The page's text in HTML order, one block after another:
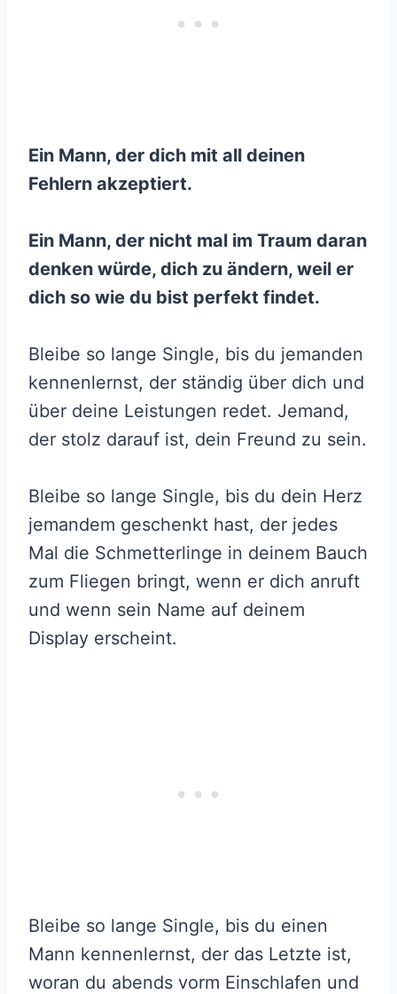
Ein Mann, der dich mit all deinen
Fehlern akzeptiert.
Ein Mann, der nicht mal im Traum daran
denken würde, dich zu ändern, weil er
dich so wie du bist perfekt findet.
Bleibe so lange Single, bis du jemanden
kennenlernst, der ständig über dich und
über deine Leistungen redet. Jemand,
der stolz darauf ist, dein Freund zu sein.
Bleibe so lange Single, bis du dein Herz
jemandem geschenkt hast, der jedes
Mal die Schmetterlinge in deinem Bauch
zum Fliegen bringt, wenn er dich anruft
und wenn sein Name auf deinem
Display erscheint.
Bleibe so lange Single, bis du einen
Mann kennenlernst, der das Letzte ist,
woran du abends vorm Einschlafen und